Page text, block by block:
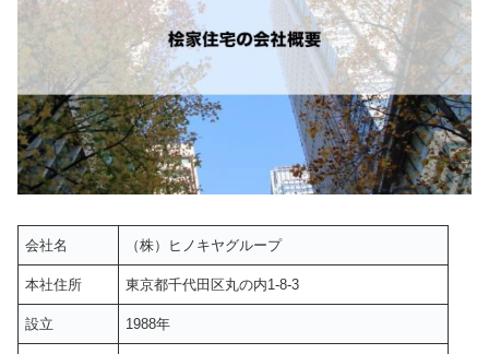
会社名 （株）ヒノキヤグループ
本社住所 東京都千代田区丸の内1-8-3
設立 1988年